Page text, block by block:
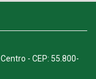
- CEP: 55.800-